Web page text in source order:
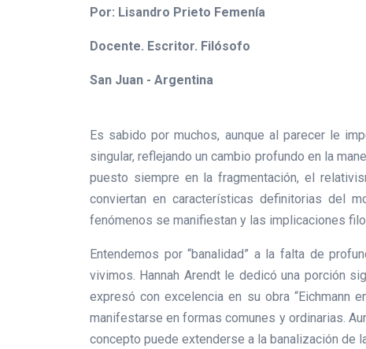
Por: Lisandro Prieto Femenía
Docente. Escritor. Filósofo
San Juan - Argentina
Es sabido por muchos, aunque al parecer le
singular, reflejando un cambio profundo en la
puesto siempre en la fragmentación, el
conviertan en características definitorias del
fenómenos se manifiestan y las implicaciones
Entendemos por “banalidad” a la falta de
vivimos. Hannah Arendt le dedicó una porción
expresó con excelencia en su obra “Eichmann
manifestarse en formas comunes y ordinarias.
concepto puede extenderse a la banalización de